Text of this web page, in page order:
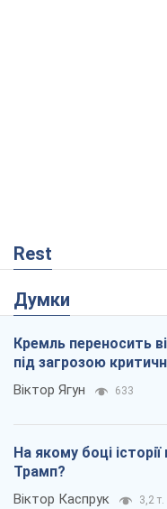
Rest
Думки
Кремль переносить
під загрозою
Віктор Ягун 633
На якому боці
Трамп?
Віктор Каспрук 3,2 т.